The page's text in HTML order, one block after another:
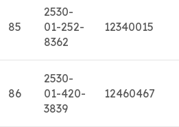
85
2530-
01-252-
8362
12340015
86
2530-
01-420-
3839
12460467